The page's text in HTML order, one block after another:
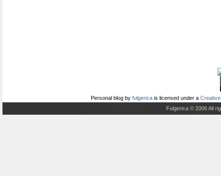
Personal blog by fulgerica is licensed under a
Fulgerica © 2006 All